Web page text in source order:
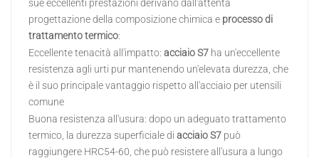
sue eccellenti prestazioni derivano dall'attenta
progettazione della composizione chimica e processo di
trattamento termico:
Eccellente tenacità all'impatto: acciaio S7 ha un'eccellente
resistenza agli urti pur mantenendo un'elevata durezza, che
è il suo principale vantaggio rispetto all'acciaio per utensili
comune
Buona resistenza all'usura: dopo un adeguato trattamento
termico, la durezza superficiale di acciaio S7 può
raggiungere HRC54-60, che può resistere all'usura a lungo